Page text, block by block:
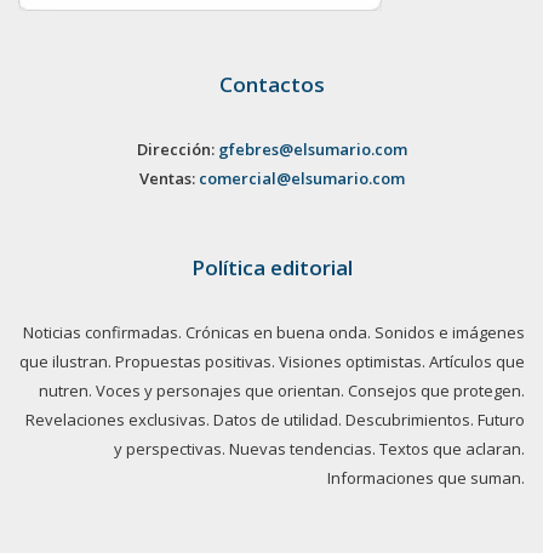
Contactos
Dirección: gfebres@elsumario.com
Ventas: comercial@elsumario.com
Política editorial
Noticias confirmadas. Crónicas en buena onda. Sonidos e imágenes
que ilustran. Propuestas positivas. Visiones optimistas. Artículos que
nutren. Voces y personajes que orientan. Consejos que protegen.
Revelaciones exclusivas. Datos de utilidad. Descubrimientos. Futuro
y perspectivas. Nuevas tendencias. Textos que aclaran.
Informaciones que suman.